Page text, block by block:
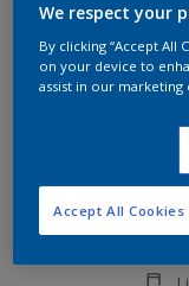
2.5 L
Tambahkan
We respect your
By clicking “Accept All
on your device to
assist in our marketing
Accept All Cookies